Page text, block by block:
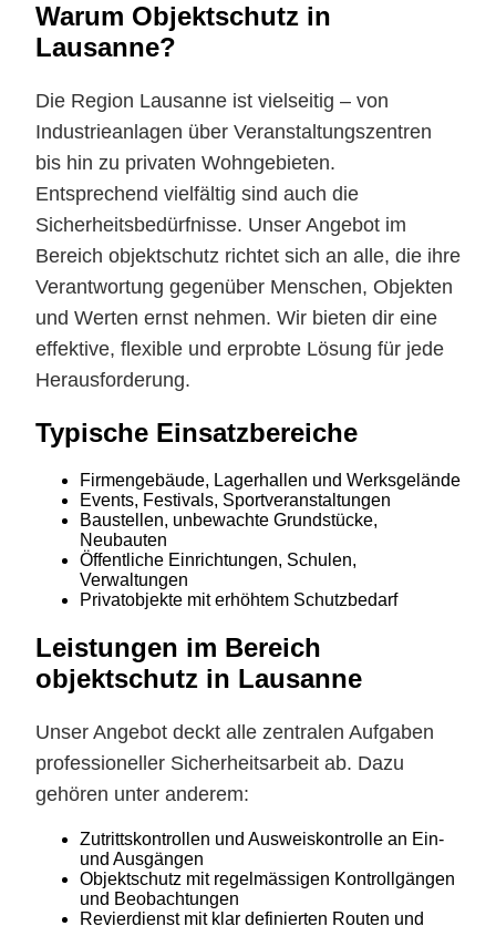
Warum Objektschutz in
Lausanne?
Die Region Lausanne ist vielseitig – von
Industrieanlagen über Veranstaltungszentren
bis hin zu privaten Wohngebieten.
Entsprechend vielfältig sind auch die
Sicherheitsbedürfnisse. Unser Angebot im
Bereich objektschutz richtet sich an alle, die ihre
Verantwortung gegenüber Menschen, Objekten
und Werten ernst nehmen. Wir bieten dir eine
effektive, flexible und erprobte Lösung für jede
Herausforderung.
Typische Einsatzbereiche
Firmengebäude, Lagerhallen und Werksgelände
Events, Festivals, Sportveranstaltungen
Baustellen, unbewachte Grundstücke,
Neubauten
Öffentliche Einrichtungen, Schulen,
Verwaltungen
Privatobjekte mit erhöhtem Schutzbedarf
Leistungen im Bereich
objektschutz in Lausanne
Unser Angebot deckt alle zentralen Aufgaben
professioneller Sicherheitsarbeit ab. Dazu
gehören unter anderem:
Zutrittskontrollen und Ausweiskontrolle an Ein-
und Ausgängen
Objektschutz mit regelmässigen Kontrollgängen
und Beobachtungen
Revierdienst mit klar definierten Routen und